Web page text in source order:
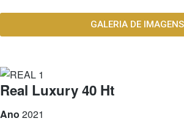
GALERIA DE IMAGENS
Real Luxury 40 Ht
Ano 2021